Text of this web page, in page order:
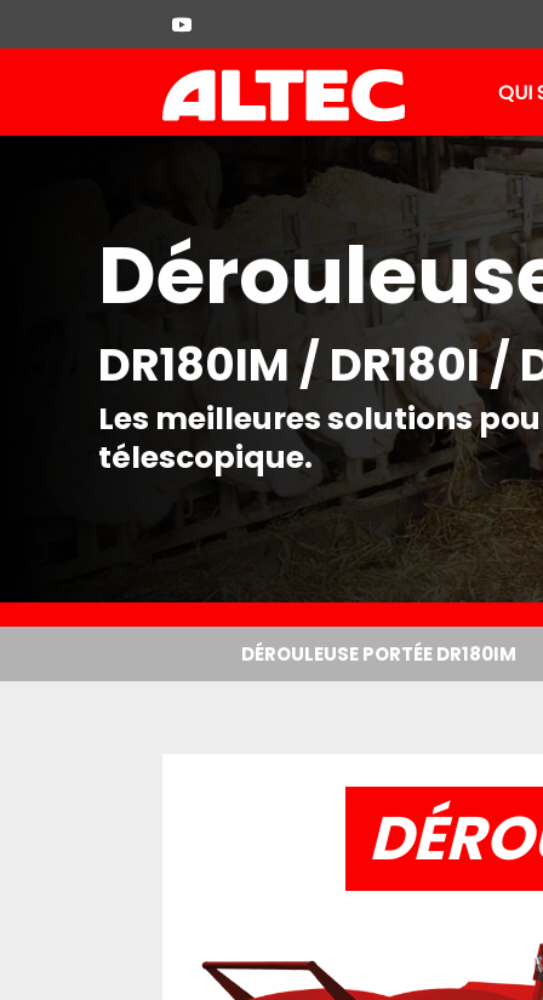
QUI
DR180IM / DR180I /
Les meilleures solutions
télescopique.
DÉROULEUSE PORTÉE DR180IM